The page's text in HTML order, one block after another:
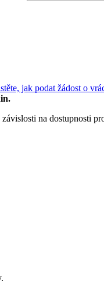
jak podat žádost o
na dostupnosti